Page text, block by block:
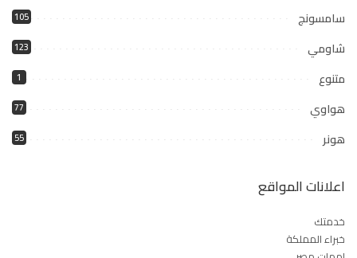
سامسونج 105
شاومي 123
متنوع 1
هواوي 77
هونر 55
اعلانات المواقع
خدمتك
خبراء المملكة